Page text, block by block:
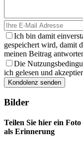
Ich bin damit
gespeichert wird, damit
meinen Beitrag
Die
ich gelesen und
Bilder
Teilen Sie hier ein Foto
als Erinnerung